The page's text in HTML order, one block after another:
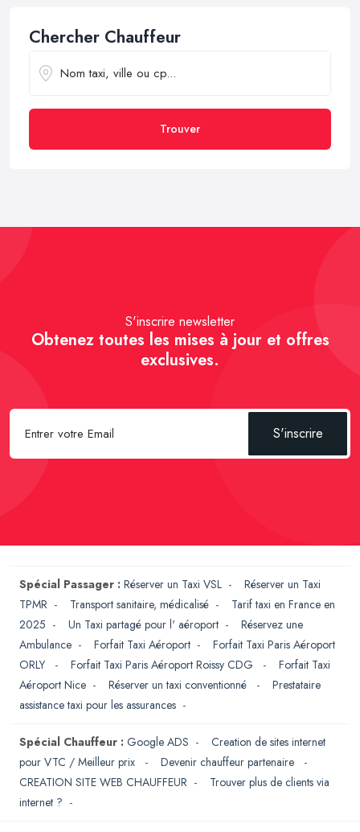
Chercher Chauffeur
Trouver
S'inscrire newsletter
Obtenez toutes les mises à jour et offres
exclusives.
S'inscrire
Spécial Passager : Réserver un Taxi VSL - Réserver un Taxi
TPMR - Transport sanitaire, médicalisé - Tarif taxi en France en
2025 - Un Taxi partagé pour l' aéroport - Réservez une
Ambulance - Forfait Taxi Aéroport - Forfait Taxi Paris Aéroport
ORLY
- Forfait Taxi Paris Aéroport Roissy CDG - Forfait Taxi
Aéroport Nice - Réserver un taxi conventionné - Prestataire
assistance taxi pour les assurances -
Spécial Chauffeur : Google ADS - Creation de sites internet
pour VTC / Meilleur prix
- Devenir chauffeur partenaire
-
CREATION SITE WEB CHAUFFEUR - Trouver plus de clients via
internet ? -